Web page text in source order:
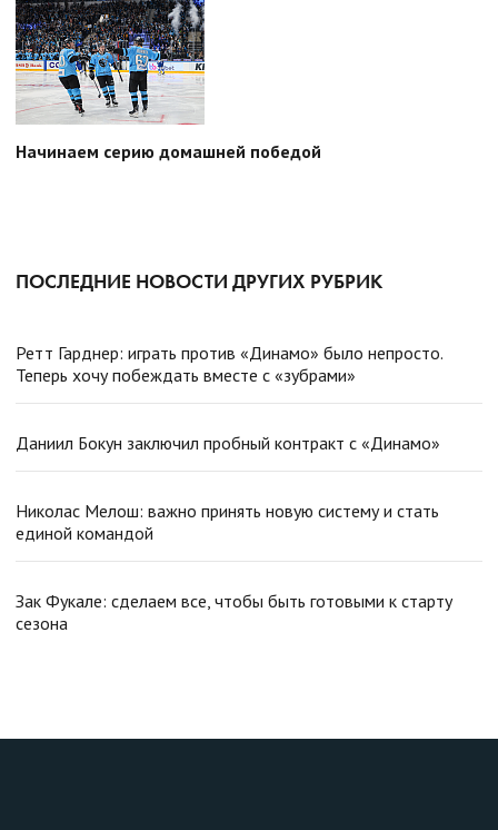
Начинаем серию домашней победой
ПОСЛЕДНИЕ НОВОСТИ ДРУГИХ РУБРИК
Ретт Гарднер: играть против «Динамо» было непросто.
Теперь хочу побеждать вместе с «зубрами»
Даниил Бокун заключил пробный контракт с «Динамо»
Николас Мелош: важно принять новую систему и стать
единой командой
Зак Фукале: сделаем все, чтобы быть готовыми к старту
сезона